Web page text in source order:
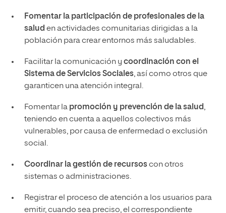
Fomentar la participación de profesionales de la
salud en actividades comunitarias dirigidas a la
población para crear entornos más saludables.
Facilitar la comunicación y coordinación con el
Sistema de Servicios Sociales, así como otros que
garanticen una atención integral.
Fomentar la promoción y prevención de la salud,
teniendo en cuenta a aquellos colectivos más
vulnerables, por causa de enfermedad o exclusión
social.
Coordinar la gestión de recursoscon otros
sistemas o administraciones.
Registrar el proceso de atención a los usuarios para
emitir, cuando sea preciso, el correspondiente